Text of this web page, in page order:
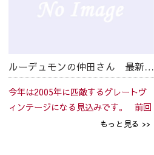
ルーデュモンの仲田さん 最新レポート
今年は2005年に匹敵するグレートヴ
ィンテージになる見込みです。 前回
のレポートで、 「9月12日現在、ぶ
もっと見る >>